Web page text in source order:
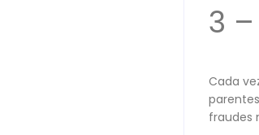
3
Cada
fraudes